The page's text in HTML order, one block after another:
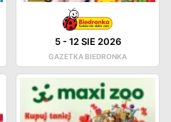
5-12 SIE 2026
GAZETKA BIEDRONKA